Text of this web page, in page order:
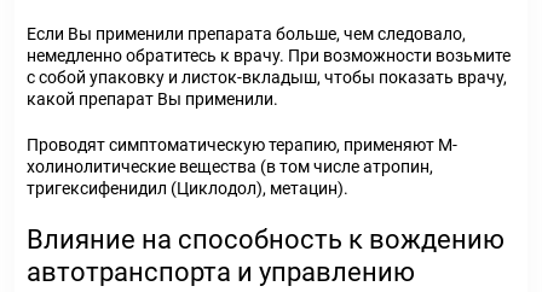
Если Вы применили препарата больше, чем следовало,
немедленно обратитесь к врачу. При возможности возьмите
с собой упаковку и листок-вкладыш, чтобы показать врачу,
какой препарат Вы применили.
Проводят симптоматическую терапию, применяют М-
холинолитические вещества (в том числе атропин,
тригексифенидил (Циклодол), метацин).
Влияние на способность к вождению
автотранспорта и управлению